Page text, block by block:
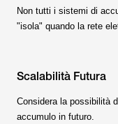
Non tutti i sistemi di
"isola" quando la rete
Scalabilità Futura
Considera la possibilità
accumulo in futuro.